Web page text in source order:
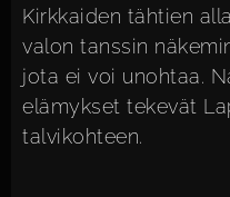
Kirkkaiden tähtien
valon tanssin
jota ei voi unohtaa.
elämykset tekevät
talvikohteen.